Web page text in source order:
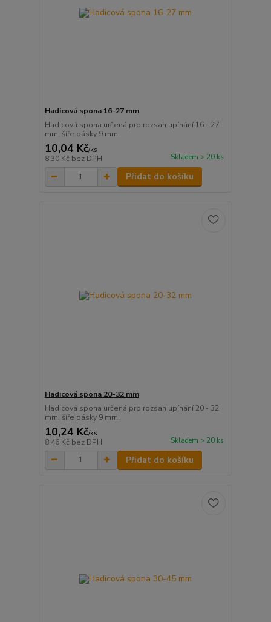
Hadicová spona 16-27 mm
Hadicová spona určená pro rozsah upínání 16 - 27
mm, šíře pásky 9 mm.
10,04 Kč/ks
8,30 Kč bez DPH Skladem > 20 ks
Přidat do košíku
Hadicová spona 20-32 mm
Hadicová spona určená pro rozsah upínání 20 - 32
mm, šíře pásky 9 mm.
10,24 Kč/ks
8,46 Kč bez DPH Skladem > 20 ks
Přidat do košíku